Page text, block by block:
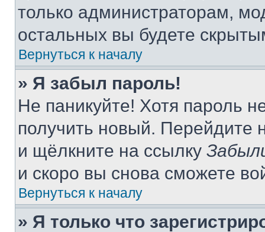
только администраторам,
остальных вы будете
Вернуться к началу
» Я забыл пароль!
Не паникуйте! Хотя пароль
получить новый. Перейдите
и щёлкните на ссылку
и скоро вы снова сможете
Вернуться к началу
» Я только что